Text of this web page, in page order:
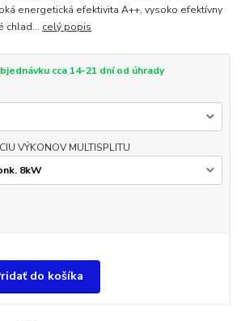
energetická efektivita A++, vysoko efektívny
chlad... celý popis
cca 14-21 dní od úhrady
VÝKONOV MULTISPLITU
do košíka